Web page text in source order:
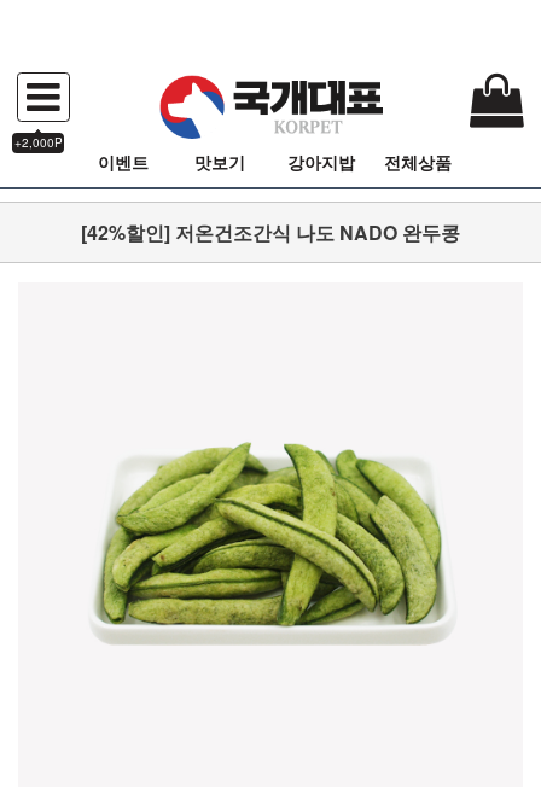
+2,000P
이벤트 맛보기 강아지밥 전체상품
[42%할인] 저온건조간식 나도 NADO 완두콩